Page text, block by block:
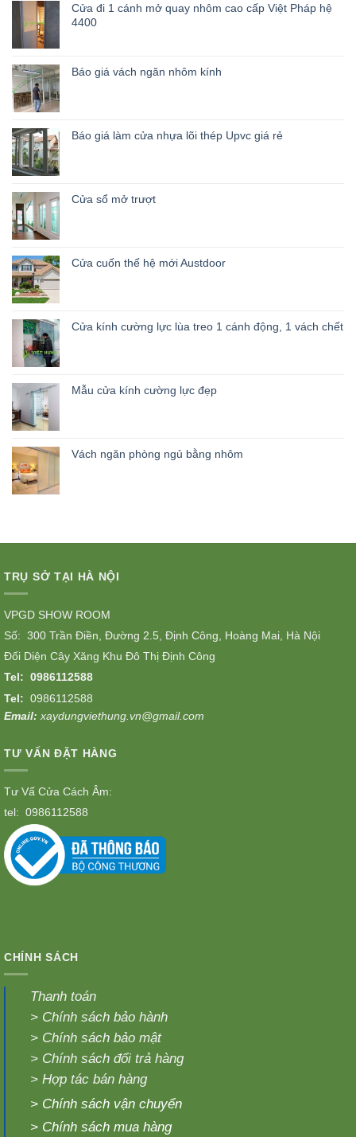
Cửa đi 1 cánh mở quay nhôm cao cấp Việt Pháp hệ
4400
Báo giá vách ngăn nhôm kính
Báo giá làm cửa nhựa lõi thép Upvc giá rẻ
Cửa sổ mở trượt
Cửa cuốn thế hệ mới Austdoor
Cửa kính cường lực lùa treo 1 cánh động, 1 vách chết
Mẫu cửa kính cường lực đẹp
Vách ngăn phòng ngủ bằng nhôm
TRỤ SỞ TẠI HÀ NỘI
VPGD SHOW ROOM
Số: 300 Trần Điền, Đường 2.5, Định Công, Hoàng Mai, Hà Nội
Đối Diện Cây Xăng Khu Đô Thị Định Công
Tel: 0986112588
Tel: 0986112588
Email: xaydungviethung.vn@gmail.com
TƯ VẤN ĐẶT HÀNG
Tư Vấ Cửa Cách Âm:
tel: 0986112588
CHÍNH SÁCH
Thanh toán
> Chính sách bảo hành
> Chính sách bảo mật
> Chính sách đổi trả hàng
>Hợp tác bán hàng
> Chính sách vận chuyển
> Chính sách mua hàng